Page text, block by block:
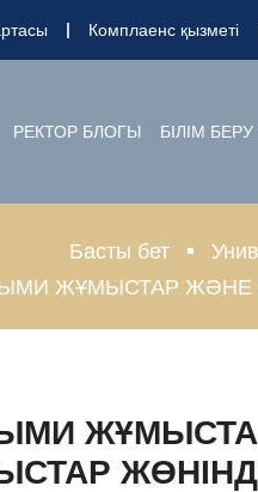
Комплаенс қызметі
РЕКТОР БЛОГЫ БІЛІМ БЕРУ
Басты бет
ЖҰМЫСТАР ЖӘНЕ